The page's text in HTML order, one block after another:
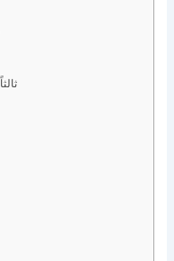
ثالثاً : المسافة بين البلوك الهوردي والأعصاب